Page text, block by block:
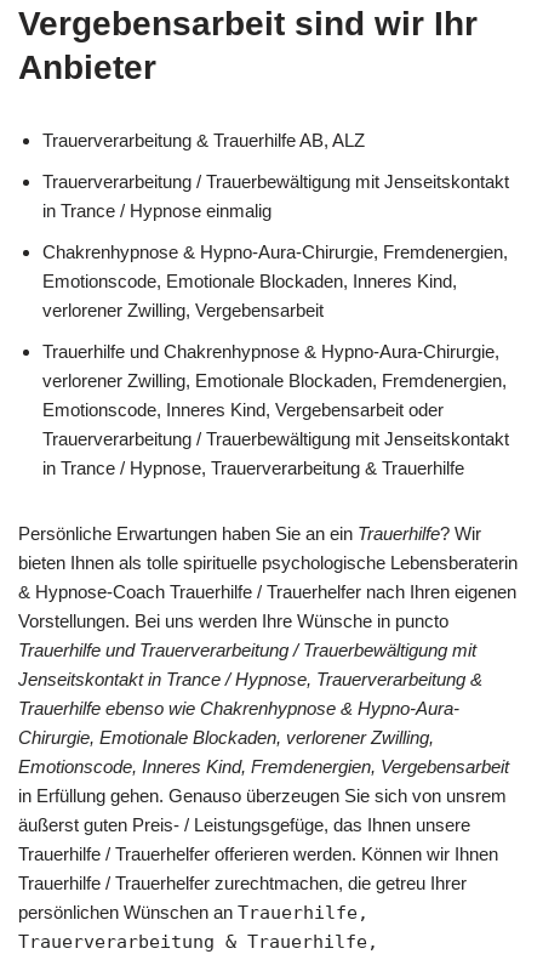
Vergebensarbeit sind wir Ihr
Anbieter
Trauerverarbeitung & Trauerhilfe AB, ALZ
Trauerverarbeitung / Trauerbewältigung mit Jenseitskontakt
in Trance / Hypnose einmalig
Chakrenhypnose & Hypno-Aura-Chirurgie, Fremdenergien,
Emotionscode, Emotionale Blockaden, Inneres Kind,
verlorener Zwilling, Vergebensarbeit
Trauerhilfe und Chakrenhypnose & Hypno-Aura-Chirurgie,
verlorener Zwilling, Emotionale Blockaden, Fremdenergien,
Emotionscode, Inneres Kind, Vergebensarbeit oder
Trauerverarbeitung / Trauerbewältigung mit Jenseitskontakt
in Trance / Hypnose, Trauerverarbeitung & Trauerhilfe
Persönliche Erwartungen haben Sie an ein Trauerhilfe? Wir
bieten Ihnen als tolle spirituelle psychologische Lebensberaterin
& Hypnose-Coach Trauerhilfe / Trauerhelfer nach Ihren eigenen
Vorstellungen. Bei uns werden Ihre Wünsche in puncto
Trauerhilfe und Trauerverarbeitung / Trauerbewältigung mit
Jenseitskontakt in Trance / Hypnose, Trauerverarbeitung &
Trauerhilfe ebenso wie Chakrenhypnose & Hypno-Aura-
Chirurgie, Emotionale Blockaden, verlorener Zwilling,
Emotionscode, Inneres Kind, Fremdenergien, Vergebensarbeit
in Erfüllung gehen. Genauso überzeugen Sie sich von unsrem
äußerst guten Preis- / Leistungsgefüge, das Ihnen unsere
Trauerhilfe / Trauerhelfer offerieren werden. Können wir Ihnen
Trauerhilfe / Trauerhelfer zurechtmachen, die getreu Ihrer
persönlichen Wünschen an Trauerhilfe,
Trauerverarbeitung & Trauerhilfe,